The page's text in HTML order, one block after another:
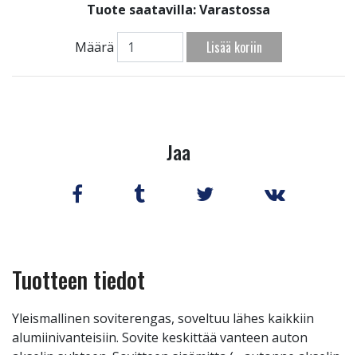
Tuote saatavilla:Varastossa
Määrä Lisää koriin
Jaa
Tuotteen tiedot
Yleismallinen soviterengas, soveltuu lähes kaikkiin
alumiinivanteisiin. Sovite keskittää vanteen auton